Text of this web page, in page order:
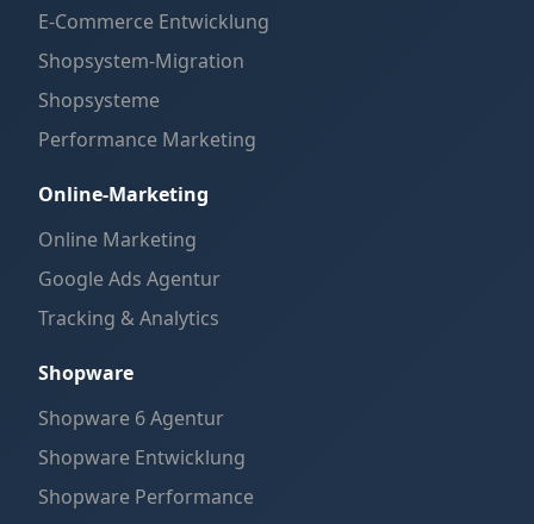
E-Commerce Entwicklung
Shopsystem-Migration
Shopsysteme
Performance Marketing
Online-Marketing
Online Marketing
Google Ads Agentur
Tracking & Analytics
Shopware
Shopware 6 Agentur
Shopware Entwicklung
Shopware Performance